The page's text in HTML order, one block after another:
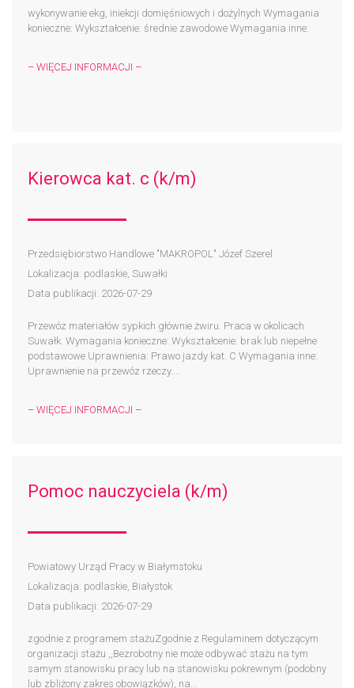
wykonywanie ekg, iniekcji domięśniowych i dożylnych Wymagania
konieczne: Wykształcenie: średnie zawodowe Wymagania inne:
– WIĘCEJ INFORMACJI –
Kierowca kat. c (k/m)
Przedsiębiorstwo Handlowe "MAKROPOL" Józef Szerel
Lokalizacja: podlaskie, Suwałki
Data publikacji: 2026-07-29
Przewóz materiałów sypkich głównie żwiru. Praca w okolicach
Suwałk. Wymagania konieczne: Wykształcenie: brak lub niepełne
podstawowe Uprawnienia: Prawo jazdy kat. C Wymagania inne:
Uprawnienie na przewóz rzeczy....
– WIĘCEJ INFORMACJI –
Pomoc nauczyciela (k/m)
Powiatowy Urząd Pracy w Białymstoku
Lokalizacja: podlaskie, Białystok
Data publikacji: 2026-07-29
zgodnie z programem stażuZgodnie z Regulaminem dotyczącym
organizacji stażu ,,Bezrobotny nie może odbywać stażu na tym
samym stanowisku pracy lub na stanowisku pokrewnym (podobny
lub zbliżony zakres obowiązków), na...